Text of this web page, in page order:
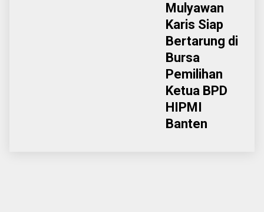
Mulyawan
Karis Siap
Bertarung di
Bursa
Pemilihan
Ketua BPD
HIPMI
Banten